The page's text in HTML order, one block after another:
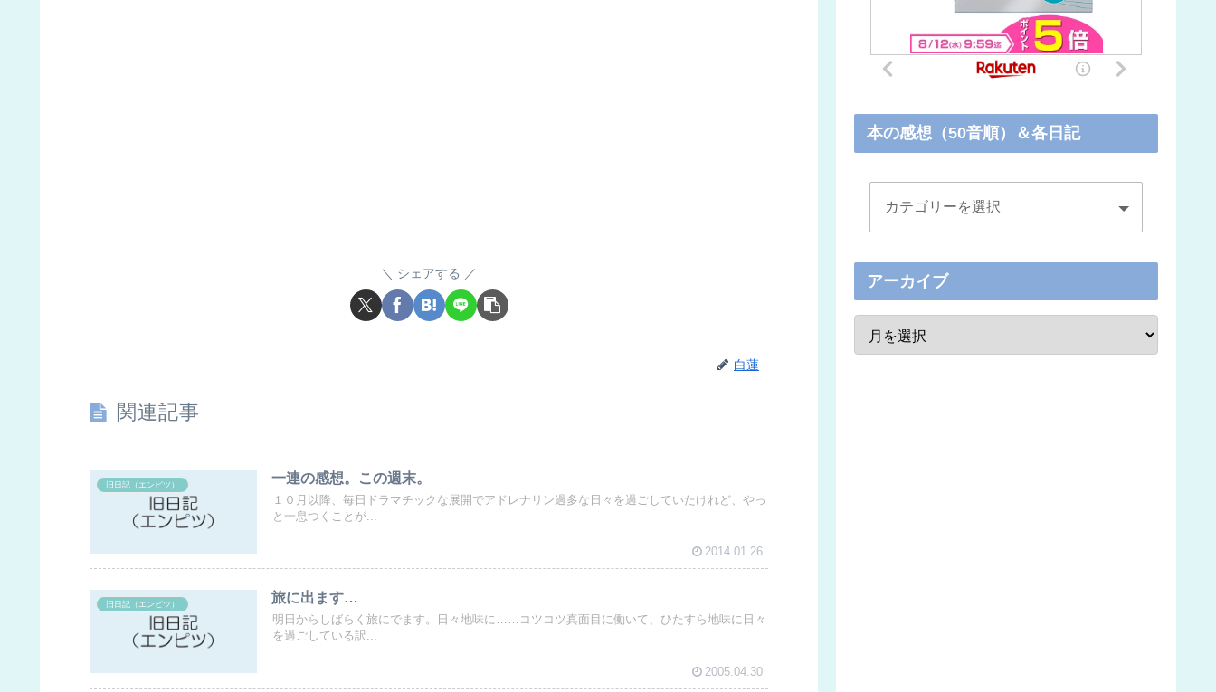
シェアする
白蓮
関連記事
旧日記（エンピツ） 一連の感想。この週末。
１０月以降、毎日ドラマチックな展開でアドレナリン過多な日々を過ごしていたけれど、やっ
と一息つくことが...
2014.01.26
旧日記（エンピツ） 旅に出ます…
明日からしばらく旅にでます。日々地味に……コツコツ真面目に働いて、ひたすら地味に日々
を過ごしている訳...
2005.04.30
本の感想（50音順）＆各日記
アーカイブ